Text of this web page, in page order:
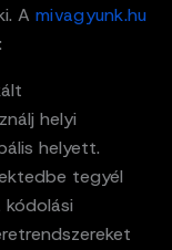
A mivagyunk.hu
helyi
helyett.
tegyél
kódolási